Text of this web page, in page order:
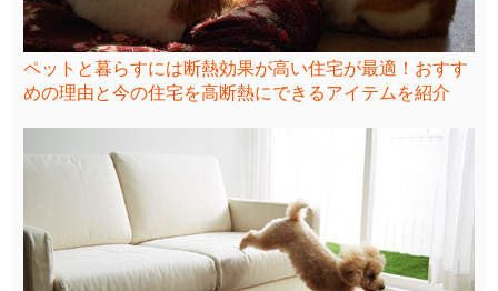
ペットと暮らすには断熱効果が高い住宅が最適！おすす
めの理由と今の住宅を高断熱にできるアイテムを紹介